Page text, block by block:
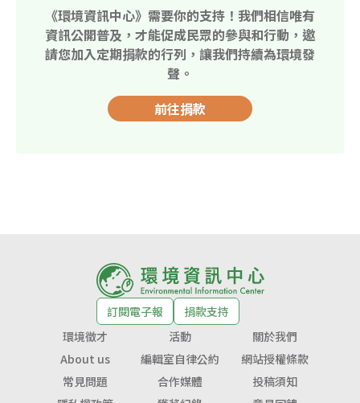
《環境資訊中心》需要你的支持！我們相信唯有
資訊公開普及，才能促成民眾的參與和行動，邀
請您加入定期捐款的行列，讓我們持續為環境發
聲。
前往捐款
訂閱電子報
捐款支持
環境徵才
活動
關於我們
About us
編輯室自律公約
網站授權條款
常見問題
合作媒體
投稿須知